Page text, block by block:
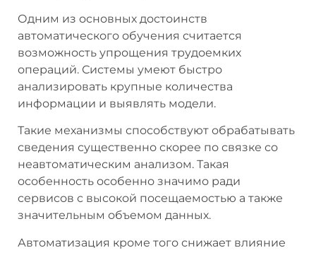
Одним из основных достоинств
автоматического обучения считается
возможность упрощения трудоемких
операций. Системы умеют быстро
анализировать крупные количества
информации и выявлять модели.
Такие механизмы способствуют обрабатывать
сведения существенно скорее по связке со
неавтоматическим анализом. Такая
особенность особенно значимо ради
сервисов с высокой посещаемостью а также
значительным объемом данных.
Автоматизация кроме того снижает влияние